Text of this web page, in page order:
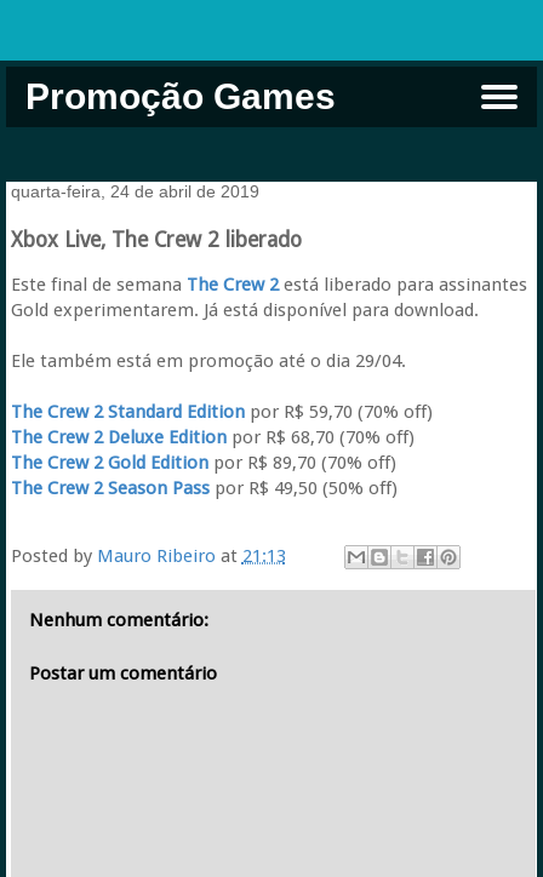
Promoção Games
quarta-feira, 24 de abril de 2019
Xbox Live, The Crew 2 liberado
Este final de semana The Crew 2está liberado para assinantes
Gold experimentarem. Já está disponível para download.
Ele também está em promoção até o dia 29/04.
The Crew 2 Standard Editionpor R$ 59,70 (70% off)
The Crew 2 Deluxe Editionpor R$ 68,70 (70% off)
The Crew 2 Gold Editionpor R$ 89,70 (70% off)
The Crew 2 Season Passpor R$ 49,50 (50% off)
Posted by Mauro Ribeiro at 21:13
Nenhum comentário:
Postar um comentário